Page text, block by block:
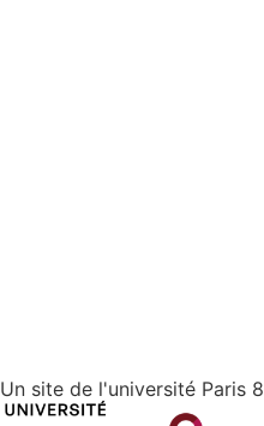
Un site de l'université Paris 8